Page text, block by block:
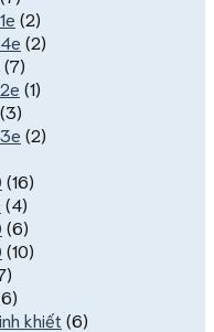
(2)
(2)
(7)
(1)
(3)
(2)
(16)
(4)
(6)
(10)
khiết (6)